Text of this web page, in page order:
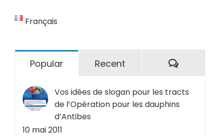
Français
Popular Recent
Vos idées de slogan pour les tracts
de l’Opération pour les dauphins
d’Antibes
10 mai 2011